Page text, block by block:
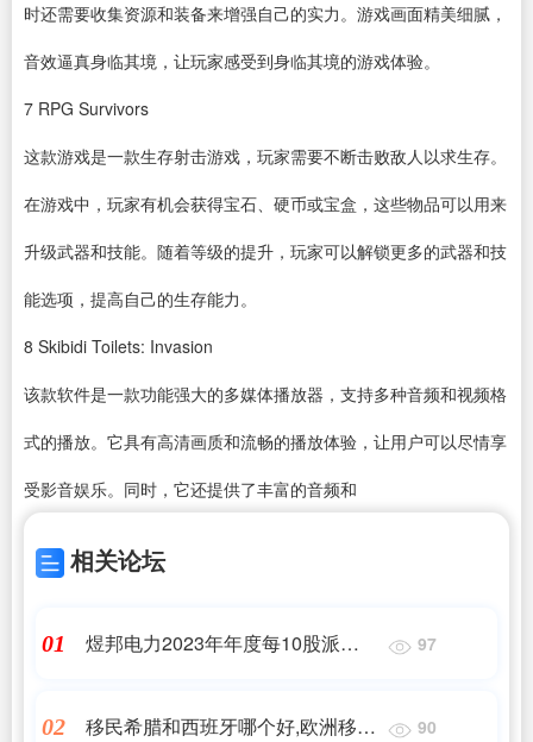
时还需要收集资源和装备来增强自己的实力。游戏画面精美细腻，
音效逼真身临其境，让玩家感受到身临其境的游戏体验。
7 RPG Survivors
这款游戏是一款生存射击游戏，玩家需要不断击败敌人以求生存。
在游戏中，玩家有机会获得宝石、硬币或宝盒，这些物品可以用来
升级武器和技能。随着等级的提升，玩家可以解锁更多的武器和技
能选项，提高自己的生存能力。
8 Skibidi Toilets: Invasion
该款软件是一款功能强大的多媒体播放器，支持多种音频和视频格
式的播放。它具有高清画质和流畅的播放体验，让用户可以尽情享
受影音娱乐。同时，它还提供了丰富的音频和
相关论坛
01
煜邦电力2023年年度每10股派
97
02
移民希腊和西班牙哪个好,欧洲移民
90